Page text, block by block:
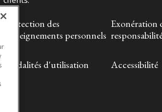
Protection des
renseignements personnels
Exonération
Modalités d'utilisation Accessibilité